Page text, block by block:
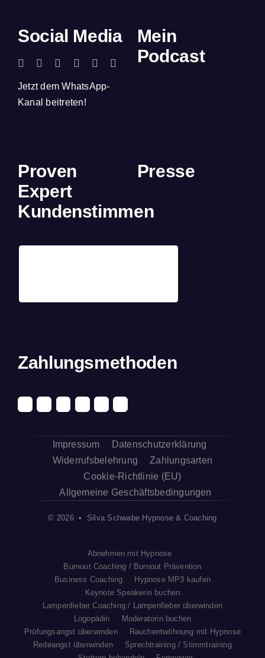
Social Media
Jetzt dem WhatsApp-
Kanal beitreten!
Mein
Podcast
Proven
Expert
Kundenstimmen
Presse
Zahlungsmethoden
Impressum
Datenschutzerklärung
Widerrufsbelehrung
Zahlungsarten
Cookie-Richtlinie (EU)
Allgemeine Geschäftsbedingungen
© 2026 • Silva Schwabe Hypnose & Coaching
Abnehmen mit Hypnose
Burnout Coaching / Burnout Prävention
Business Coaching
Hypnose MP3 kaufen
Keynote Speakerin buchen
Lampenfieber Coaching / Lampenfieber überwinden
Logopädin
Moderatorin buchen
Prüfungsangst überwinden
Rauchentwöhnung mit Hypnose
Redeangst überwinden
Sprechtraining / Stimmtraining